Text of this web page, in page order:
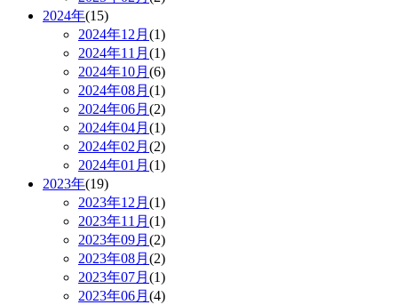
2024年(15)
2024年12月 (1)
2024年11月 (1)
2024年10月 (6)
2024年08月 (1)
2024年06月 (2)
2024年04月 (1)
2024年02月 (2)
2024年01月 (1)
2023年(19)
2023年12月 (1)
2023年11月 (1)
2023年09月 (2)
2023年08月 (2)
2023年07月 (1)
2023年06月 (4)